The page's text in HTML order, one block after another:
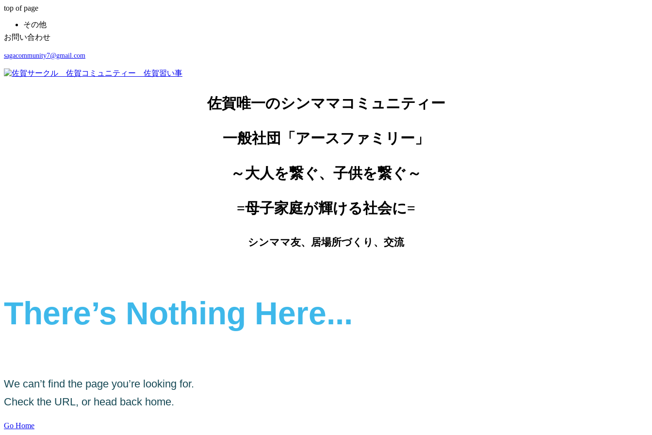
top of page
その他
お問い合わせ
sagacommunity7@gmail.com
佐賀唯一のシンママコミュニティー
一般社団「アースファミリー」
～大人を繋ぐ、子供を繋ぐ～
=母子家庭が輝ける社会に=
​​​​​シンママ友、居場所づくり​、交流
There’s Nothing Here...
We can’t find the page you’re looking for.
Check the URL, or head back home.
Go Home